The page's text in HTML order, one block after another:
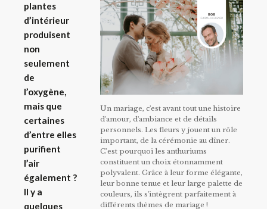
plantes
d’intérieur
produisent
non
seulement
de
l’oxygène,
mais que
certaines
d’entre elles
purifient
l’air
également ?
Il y a
quelques
Un mariage, c'est avant tout une histoire
d'amour, d'ambiance et de détails
personnels. Les fleurs y jouent un rôle
important, de la cérémonie au dîner.
C’est pourquoi les anthuriums
constituent un choix étonnamment
polyvalent. Grâce à leur forme élégante,
leur bonne tenue et leur large palette de
couleurs, ils s'intègrent parfaitement à
différents thèmes de mariage !